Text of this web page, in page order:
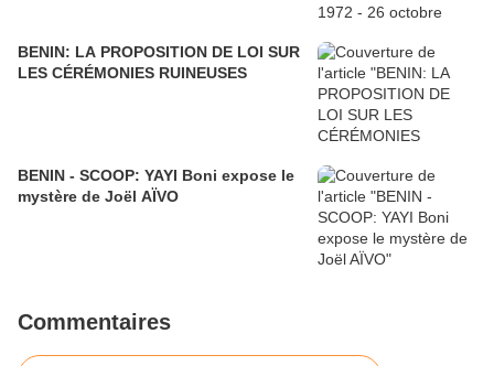
BENIN: LA PROPOSITION DE LOI SUR
LES CÉRÉMONIES RUINEUSES
BENIN - SCOOP: YAYI Boni expose le
mystère de Joël AÏVO
Commentaires